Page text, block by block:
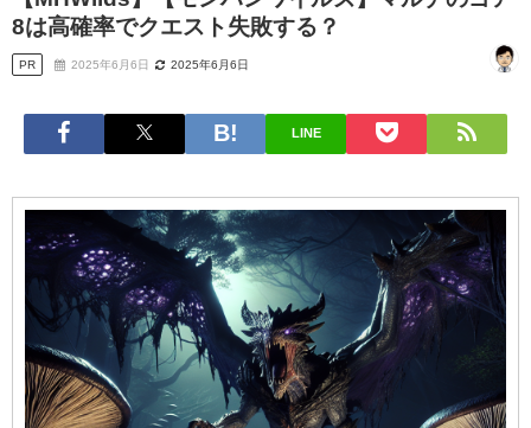
8は高確率でクエスト失敗する？
PR 2025年6月6日 2025年6月6日
LINE